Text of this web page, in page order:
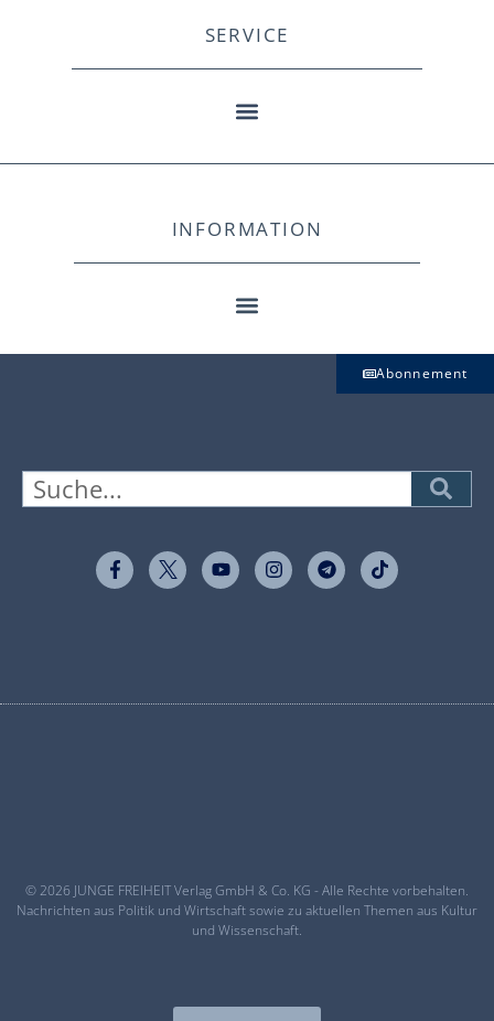
SERVICE
INFORMATION
Abonnement
© 2026 JUNGE FREIHEIT Verlag GmbH & Co. KG - Alle Rechte vorbehalten.
Nachrichten aus Politik und Wirtschaft sowie zu aktuellen Themen aus Kultur
und Wissenschaft.